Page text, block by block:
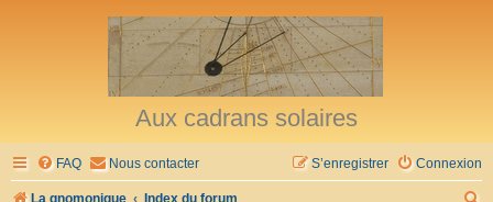
Aux cadrans solaires
FAQ Nous contacter Connexion
S’enregistrer
La gnomonique Index du forum